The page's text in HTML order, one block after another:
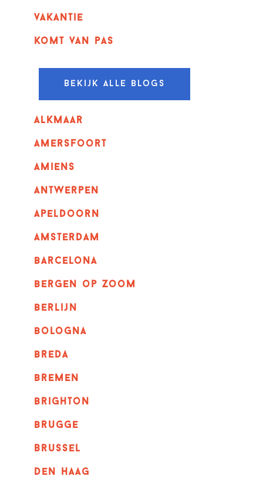
vakantie
komt van pas
Bekijk alle blogs
alkmaar
amersfoort
amiens
Antwerpen
apeldoorn
Amsterdam
barcelona
bergen op zoom
berlijn
bologna
breda
bremen
brighton
brugge
Brussel
Den haag